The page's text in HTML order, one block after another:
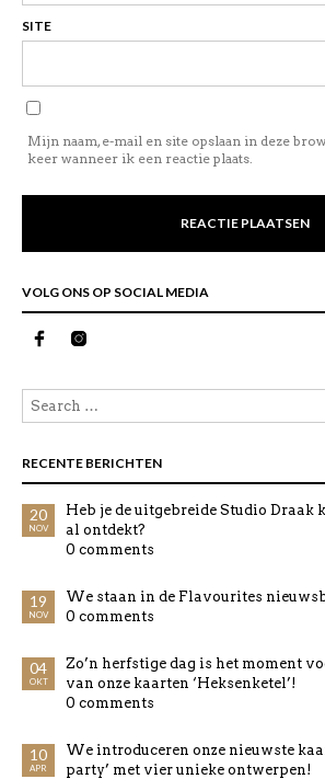
SITE
Mijn naam, e-mail en site opslaan in deze
keer wanneer ik een reactie plaats.
VOLG ONS OP SOCIAL MEDIA
RECENTE BERICHTEN
20
NOV
Heb je de uitgebreide Studio Draak
al ontdekt?
0 comments
19
NOV
We staan in de Flavourites
0 comments
04
OKT
Zo’n herfstige dag is het moment
van onze kaarten ‘Heksenketel’!
0 comments
10
APR
We introduceren onze nieuwste
party’ met vier unieke ontwerpen!